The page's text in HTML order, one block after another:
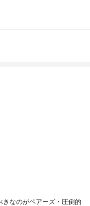
なのがペアーズ・圧倒的